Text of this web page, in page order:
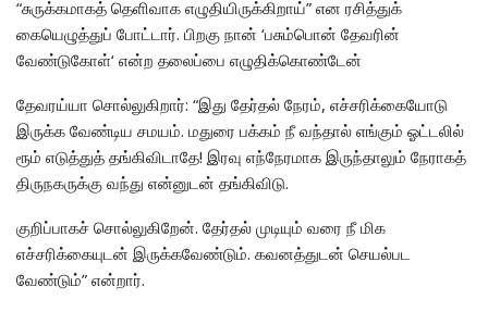
“சுருக்கமாகத் தெளிவாக எழுதியிருக்கிறாய்” என ரசித்துக்
கையெழுத்துப் போட்டார். பிறகு நான் ‘பசும்பொன் தேவரின்
வேண்டுகோள்‘ என்ற தலைப்பை எழுதிக்கொண்டேன்
தேவரய்யா சொல்லுகிறார்: “இது தேர்தல் நேரம், எச்சரிக்கையோடு
இருக்க வேண்டிய சமயம். மதுரை பக்கம் நீ வந்தால் எங்கும் ஓட்டலில்
ரூம் எடுத்துத் தங்கிவிடாதே! இரவு எந்நேரமாக இருந்தாலும் நேராகத்
திருநகருக்கு வந்து என்னுடன் தங்கிவிடு.
குறிப்பாகச் சொல்லுகிறேன். தேர்தல் முடியும் வரை நீ மிக
எச்சரிக்கையுடன் இருக்கவேண்டும். கவனத்துடன் செயல்பட
வேண்டும்” என்றார்.